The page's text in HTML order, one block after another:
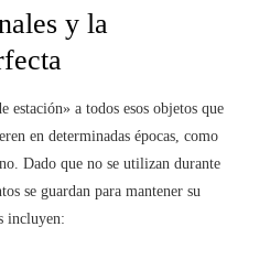
y la
estación» a todos esos objetos que
en determinadas épocas, como
Dado que no se utilizan durante
se guardan para mantener su
incluyen: